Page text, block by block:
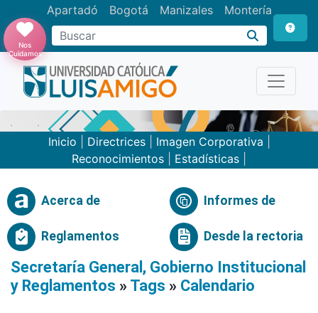
Apartadó Bogotá Manizales Montería
Buscar
Nos
Cuidamos
Inicio Directrices| Imagen Corporativa
Reconocimientos
Estadísticas
Acerca de Informes de
Reglamentos Desde la rectoria
Secretaría General, Gobierno Institucional
y Reglamentos » Tags » Calendario